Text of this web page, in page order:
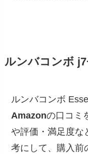
ルンバコンボ
ルンバコンボ
Amazonの口コミ
や評価・満足度な
考にして、購入前